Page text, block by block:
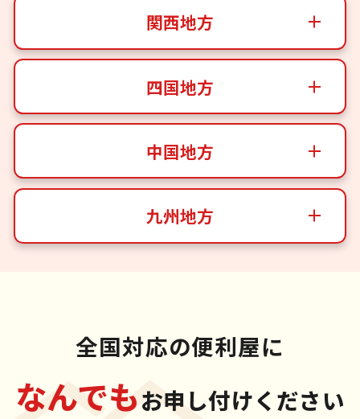
関西地方
四国地方
中国地方
九州地方
全国対応の便利屋に
なんでもお申し付けください